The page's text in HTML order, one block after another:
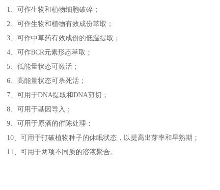
1、可作生物和植物细胞破碎；
2、可作生物和植物有效成份萃取；
3、可作中草药有效成份的低温提取；
4、可作BCR元素形态萃取；
5、低能量状态可激活；
6、高能量状态可杀死活；
7、可用于DNA提取和DNA剪切；
8、可用于基因导入；
9、可用于原酒的催陈处理；
10、可用于打破植物种子的休眠状态，以提高出芽率和早熟期；
11、可用于两项不同质的溶液聚合。